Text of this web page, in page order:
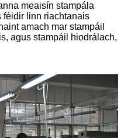
meaisín stampála
féidir linn riachtanais
amach mar stampáil
agus stampáil hiodrálach,